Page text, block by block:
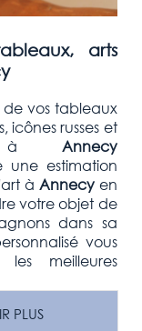
arts
de vos tableaux
icônes russes et
à Annecy
une estimation
à Annecy en
votreobjet de
dans sa
vous
meilleures
PLUS